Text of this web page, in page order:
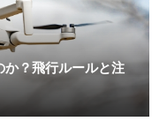
か？飛行ルールと注